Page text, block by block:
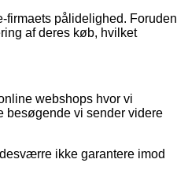
pålidelighed. Foruden
af deres køb, hvilket
webshops hvor vi
besøgende vi sender videre
ikke garantere imod